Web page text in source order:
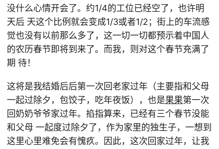
没什么心情开会了。约1/4的工位已经空了，也许明
天后 天这个比例就会变成1/3或者1/2；街上的车流感
觉也没有以前那么多了，这一切一切都预示着中国人
的农历春节即将到来了。而我，则对这个春节充满了
期 待！
这将是我结婚后后第一次回老家过年（主要指和父母
一起过除夕，包饺子，吃年夜饭），也是果果第一次
回奶奶爷爷家过年。掐指算来，已经有三个春节没能
和父母 一起度过除夕了，作为家里的独生子，一想到
这里心里难免会有愧疚。因此，这次回家过年，让我